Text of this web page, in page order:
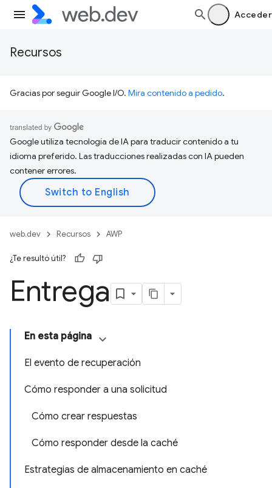
Acceder
Recursos
Gracias por seguir Google I/O. Mira contenido a pedido.
Google utiliza tecnología de IA para traducir contenido a tu
idioma preferido. Las traducciones realizadas con IA pueden
contener errores.
web.dev Recursos AWP
¿Te resultó útil?
Entrega
En esta página
El evento de recuperación
Cómo responder a una solicitud
Cómo crear respuestas
Cómo responder desde la caché
Estrategias de almacenamiento en caché